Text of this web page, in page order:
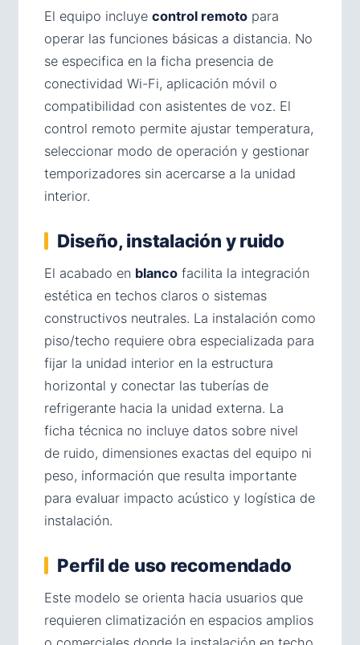
El equipo incluye control remoto para
operar las funciones básicas a distancia. No
se especifica en la ficha presencia de
conectividad Wi-Fi, aplicación móvil o
compatibilidad con asistentes de voz. El
control remoto permite ajustar temperatura,
seleccionar modo de operación y gestionar
temporizadores sin acercarse a la unidad
interior.
Diseño, instalación y ruido
El acabado en blanco facilita la integración
estética en techos claros o sistemas
constructivos neutrales. La instalación como
piso/techo requiere obra especializada para
fijar la unidad interior en la estructura
horizontal y conectar las tuberías de
refrigerante hacia la unidad externa. La
ficha técnica no incluye datos sobre nivel
de ruido, dimensiones exactas del equipo ni
peso, información que resulta importante
para evaluar impacto acústico y logística de
instalación.
Perfil de uso recomendado
Este modelo se orienta hacia usuarios que
requieren climatización en espacios amplios